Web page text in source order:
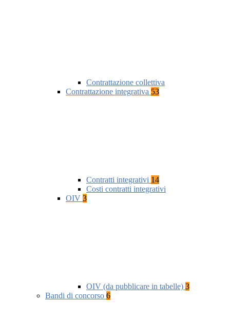
Contrattazione collettiva
Contrattazione integrativa 53
Contratti integrativi 14
Costi contratti integrativi
OIV 3
OIV (da pubblicare in tabelle) 3
Bandi di concorso 6